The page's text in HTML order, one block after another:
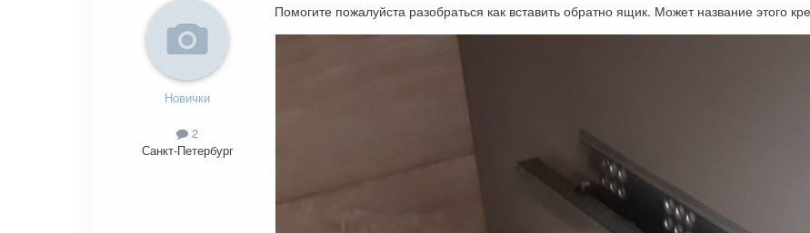
Новички
2
Санкт-Петербург
Помогите пожалуйста разобраться как вставить обратно ящик. Может название этого